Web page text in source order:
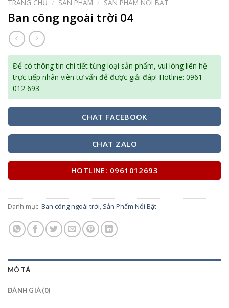
TRANG CHỦ / SẢN PHẨM / SẢN PHẨM NỔI BẬT
Ban công ngoài trời 04
Để có thông tin chi tiết từng loại sản phẩm, vui lòng liên hệ
trực tiếp nhân viên tư vấn để được giải đáp! Hotline: 0961
012 693
CHAT FACEBOOK
CHAT ZALO
HOTLINE: 0961012693
Danh mục: Ban công ngoài trời, Sản Phẩm Nổi Bật
MÔ TẢ
ĐÁNH GIÁ (0)